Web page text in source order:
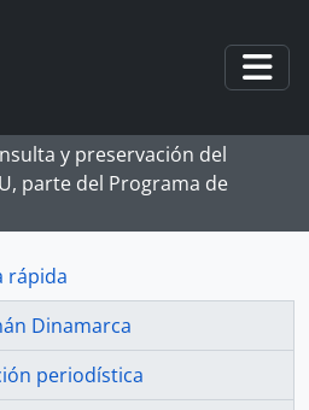
y preservación del
parte del Programa de
rápida
Dinamarca
periodística